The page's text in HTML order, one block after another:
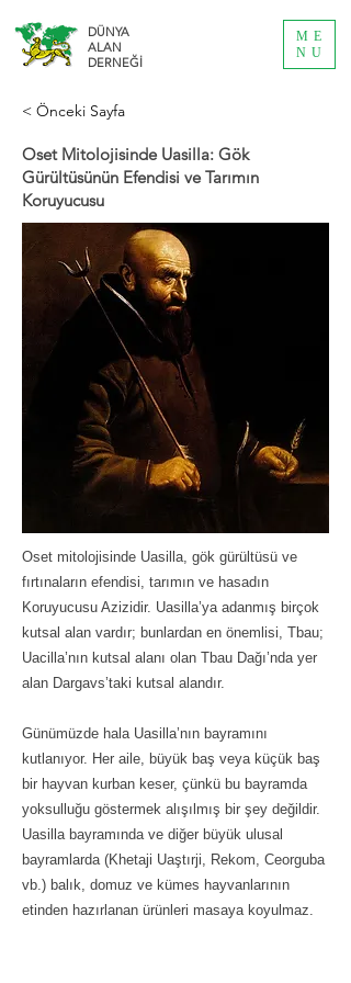
DÜNYA
ALAN
DERNEĞİ
ME
NU
< Önceki Sayfa
Oset Mitolojisinde Uasilla: Gök
Gürültüsünün Efendisi ve Tarımın
Koruyucusu
Oset mitolojisinde Uasilla, gök gürültüsü ve
fırtınaların efendisi, tarımın ve hasadın
Koruyucusu Azizidir. Uasilla’ya adanmış birçok
kutsal alan vardır; bunlardan en önemlisi, Tbau;
Uacilla’nın kutsal alanı olan Tbau Dağı’nda yer
alan Dargavs’taki kutsal alandır.
Günümüzde hala Uasilla’nın bayramını
kutlanıyor. Her aile, büyük baş veya küçük baş
bir hayvan kurban keser, çünkü bu bayramda
yoksulluğu göstermek alışılmış bir şey değildir.
Uasilla bayramında ve diğer büyük ulusal
bayramlarda (Khetaji Uaştırji, Rekom, Ceorguba
vb.) balık, domuz ve kümes hayvanlarının
etinden hazırlanan ürünleri masaya koyulmaz.